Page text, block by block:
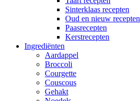
Sinterklaas recepten
Oud en nieuw recepten
Paasrecepten
Kerstrecepten
Ingrediënten
Aardappel
Broccoli
Courgette
Couscous
Gehakt